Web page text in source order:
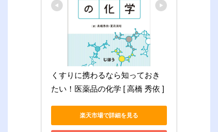
くすりに携わるなら知っておき
たい！医薬品の化学 [ 高橋 秀依 ]
楽天市場で詳細を見る